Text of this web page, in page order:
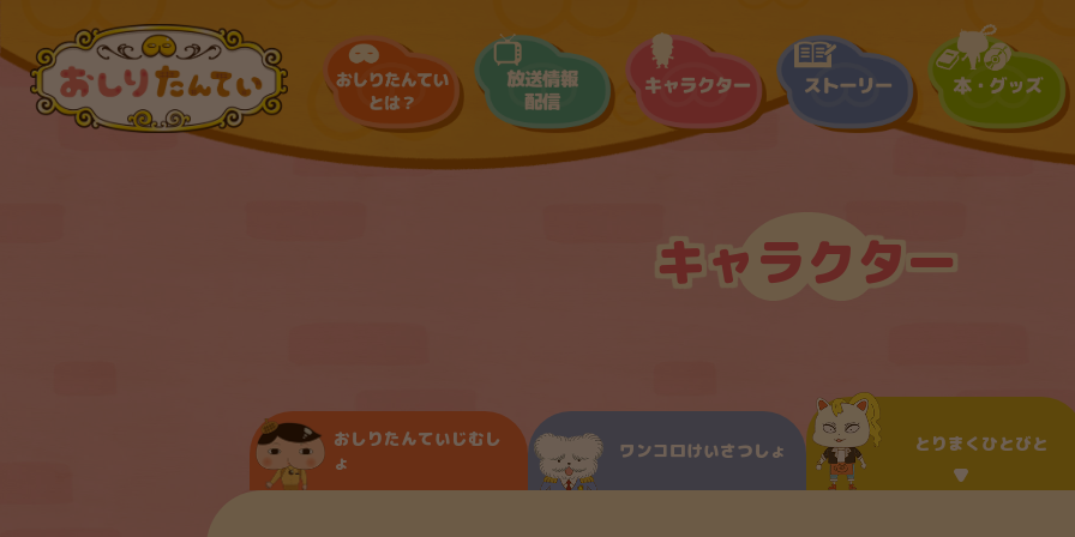
キャラクター
おしりたんていじむし
ょ
ワンコロけいさつしょ とりまくひとびと